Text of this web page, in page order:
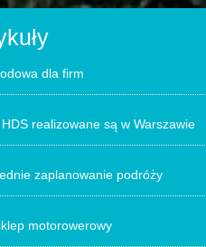
dla firm
realizowane są w Warszawie
zaplanowanie podróży
motorowerowy